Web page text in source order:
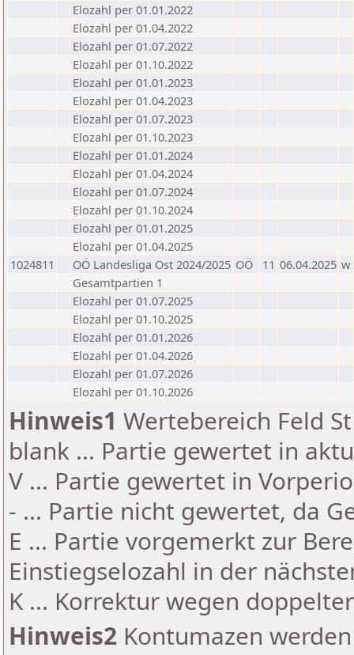
Elozahl per 01.01.2022
Elozahl per 01.04.2022
Elozahl per 01.07.2022
Elozahl per 01.10.2022
Elozahl per 01.01.2023
Elozahl per 01.04.2023
Elozahl per 01.07.2023
Elozahl per 01.10.2023
Elozahl per 01.01.2024
Elozahl per 01.04.2024
Elozahl per 01.07.2024
Elozahl per 01.10.2024
Elozahl per 01.01.2025
Elozahl per 01.04.2025
1024811
OÖ Landesliga Ost 2024/2025 OÖ 11 06.04.2025 w
Gesamtpartien 1
Elozahl per 01.07.2025
Elozahl per 01.10.2025
Elozahl per 01.01.2026
Elozahl per 01.04.2026
Elozahl per 01.07.2026
Elozahl per 01.10.2026
Hinweis1 Wertebereich Feld
blank ... Partie gewertet in
V ... Partie gewertet in
- ... Partie nicht gewertet, da
E ... Partie vorgemerkt zur
Einstiegselozahl in der
K ... Korrektur wegen
Hinweis2 Kontumazen